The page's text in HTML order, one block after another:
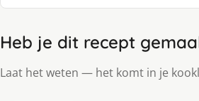
Heb je dit recept
Laat het weten — het komt in je